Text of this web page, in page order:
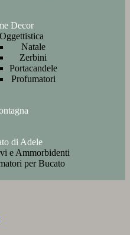
Decor
Oggettistica
Natale
Zerbini
Portacandele
Profumatori
di Adele
e Ammorbidenti
per Bucato